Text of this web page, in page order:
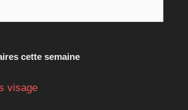
cette semaine
visage